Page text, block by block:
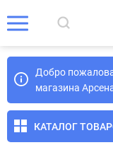
Добро
магазина
КАТАЛОГ